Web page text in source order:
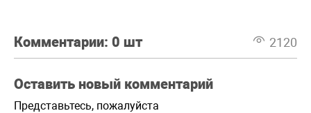
Комментарии: 0 шт 2120
Оставить новый комментарий
Представьтесь, пожалуйста